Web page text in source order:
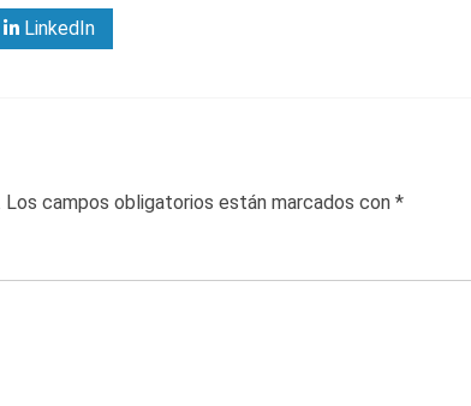
LinkedIn
Los campos obligatorios están marcados con *